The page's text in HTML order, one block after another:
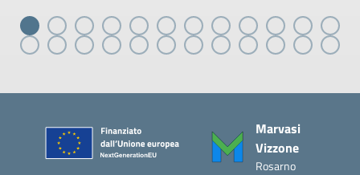
Marvasi
Vizzone
Rosarno